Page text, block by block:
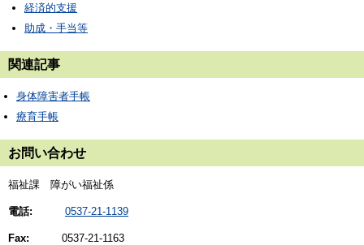
経済的支援
助成・手当等
関連記事
身体障害者手帳
療育手帳
お問い合わせ
福祉課 障がい福祉係
電話: 0537-21-1139
Fax: 0537-21-1163